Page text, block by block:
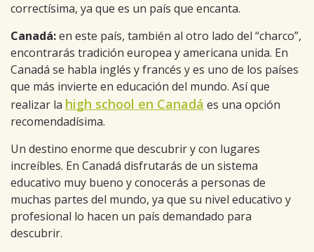
correctísima, ya que es un país que encanta.
Canadá:en este país, también al otro lado del “charco”,
encontrarás tradición europea y americana unida. En
Canadá se habla inglés y francés y es uno de los países
que más invierte en educación del mundo. Así que
realizar la high school en Canadá es una opción
recomendadísima.
Un destino enorme que descubrir y con lugares
increíbles. En Canadá disfrutarás de un sistema
educativo muy bueno y conocerás a personas de
muchas partes del mundo, ya que su nivel educativo y
profesional lo hacen un país demandado para
descubrir.